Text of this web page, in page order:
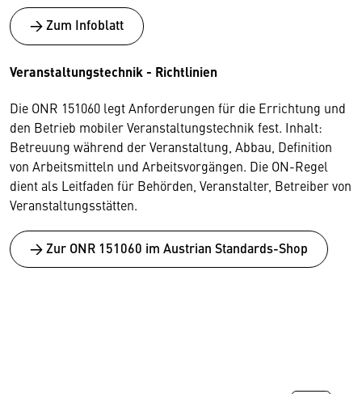
→ Zum Infoblatt
Veranstaltungstechnik - Richtlinien
Die ONR 151060 legt Anforderungen für die Errichtung und
den Betrieb mobiler Veranstaltungstechnik fest. Inhalt:
Betreuung während der Veranstaltung, Abbau, Definition
von Arbeitsmitteln und Arbeitsvorgängen. Die ON-Regel
dient als Leitfaden für Behörden, Veranstalter, Betreiber von
Veranstaltungsstätten.
→ Zur ONR 151060 im Austrian Standards-Shop